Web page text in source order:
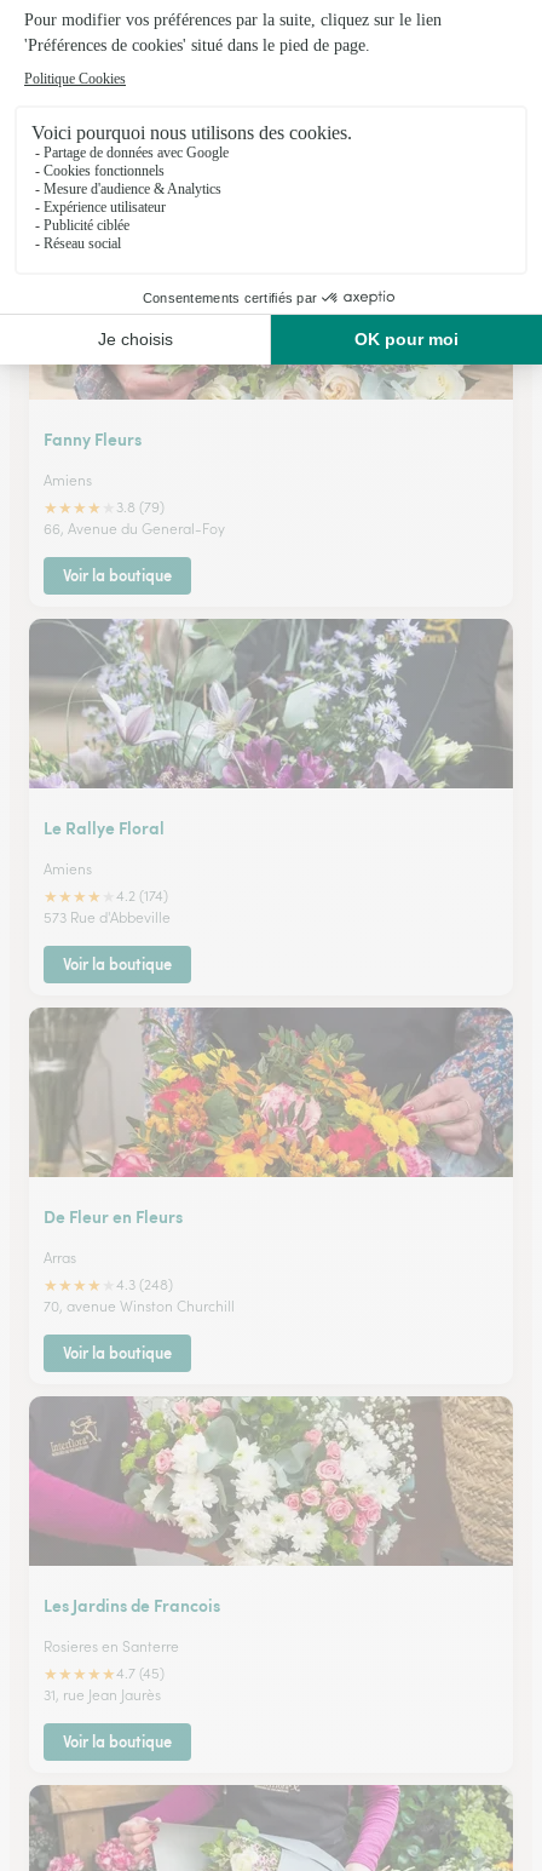
Crea’flor
Amiens
535, rue de Cagny
Voir la boutique
Fanny Fleurs
Amiens
★★★★
3.8 (79)
66, Avenue du General-Foy
Voir la boutique
Le Rallye Floral
Amiens
★★★★
4.2 (174)
573 Rue d'Abbeville
Voir la boutique
De Fleur en Fleurs
Arras
★★★★
4.3 (248)
70, avenue Winston Churchill
Voir la boutique
Les Jardins de Francois
Rosieres en Santerre
★★★★★4.7 (45)
31, rue Jean Jaurès
Voir la boutique